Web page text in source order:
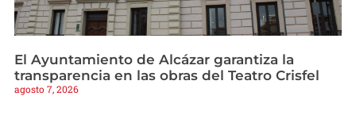
El Ayuntamiento de Alcázar garantiza la
transparencia en las obras del Teatro Crisfel
agosto 7, 2026